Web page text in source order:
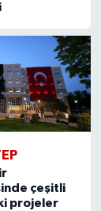
çeşitli
projeler